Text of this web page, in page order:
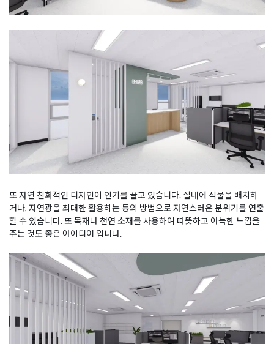
또 자연 친화적인 디자인이 인기를 끌고 있습니다. 실내에 식물을 배치하
거나, 자연광을 최대한 활용하는 등의 방법으로 자연스러운 분위기를 연출
할 수 있습니다. 또 목재나 천연 소재를 사용하여 따뜻하고 아늑한 느낌을
주는 것도 좋은 아이디어 입니다.